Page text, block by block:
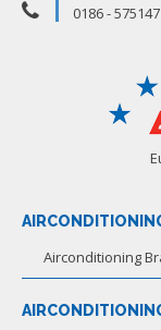
0186 - 575147
Airconditioning